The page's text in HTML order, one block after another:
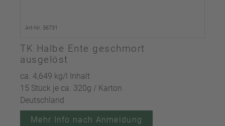
Art-Nr. 56731
TK Halbe Ente geschmort
ausgelöst
ca. 4,649 kg/l Inhalt
15 Stück je ca. 320g / Karton
Deutschland
Mehr Info nach Anmeldung